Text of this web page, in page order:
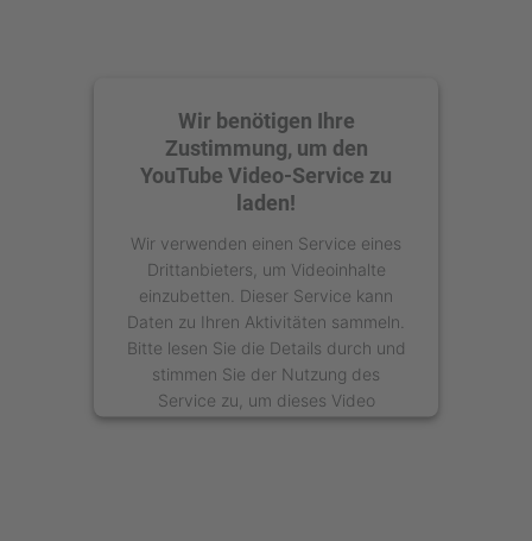
Wir benötigen Ihre
Zustimmung, um den
YouTube Video-Service zu
laden!
Wir verwenden einen Service eines
Drittanbieters, um Videoinhalte
einzubetten. Dieser Service kann
Daten zu Ihren Aktivitäten sammeln.
Bitte lesen Sie die Details durch und
stimmen Sie der Nutzung des
Service zu, um dieses Video
anzusehen.